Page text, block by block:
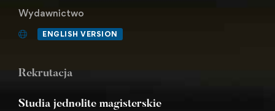
Wydawnictwo
ENGLISH VERSION
Rekrutacja
Studia jednolite magisterskie